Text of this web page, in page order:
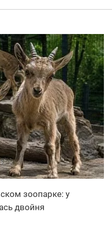
зоопарке: у
двойня